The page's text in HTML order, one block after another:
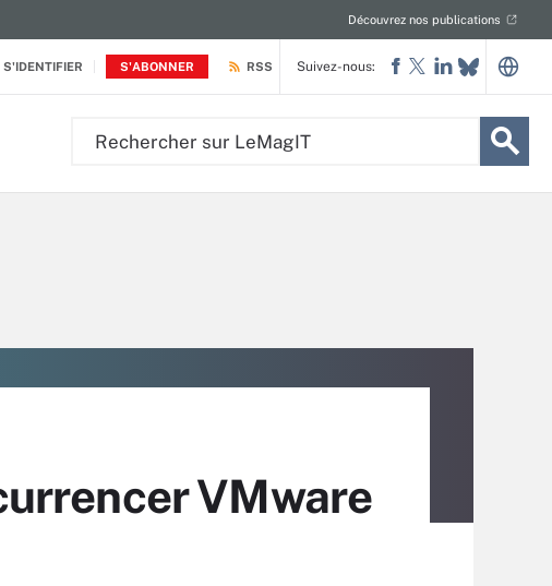
S'IDENTIFIER S'ABONNER
Découvrez nos publications
RSS Suivez-nous:
VMware